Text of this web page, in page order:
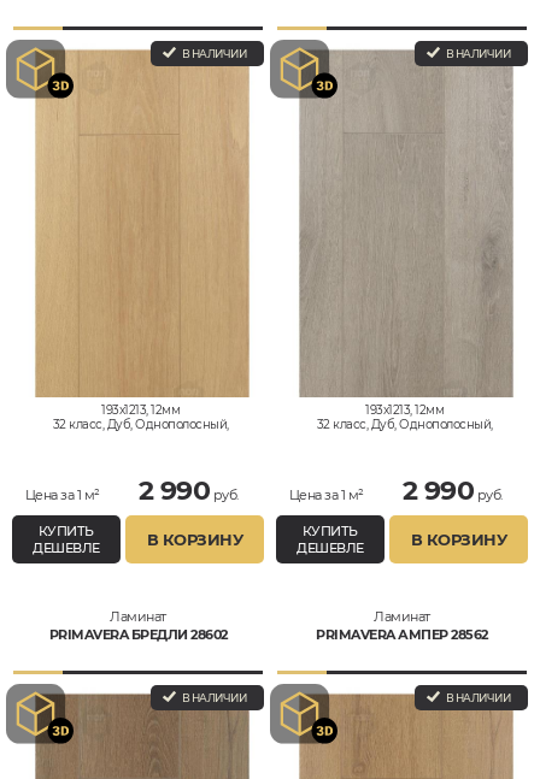
В НАЛИЧИИ
193x1213, 12мм
32 класс, Дуб, Однополосный,
Цена за 1 м² 2 990 руб.
КУПИТЬ
ДЕШЕВЛЕ
В КОРЗИНУ
В НАЛИЧИИ
193x1213, 12мм
32 класс, Дуб, Однополосный,
Цена за 1 м² 2 990 руб.
КУПИТЬ
ДЕШЕВЛЕ
В КОРЗИНУ
Ламинат
PRIMAVERA БРЕДЛИ 28602
В НАЛИЧИИ
Ламинат
PRIMAVERA АМПЕР 28562
В НАЛИЧИИ